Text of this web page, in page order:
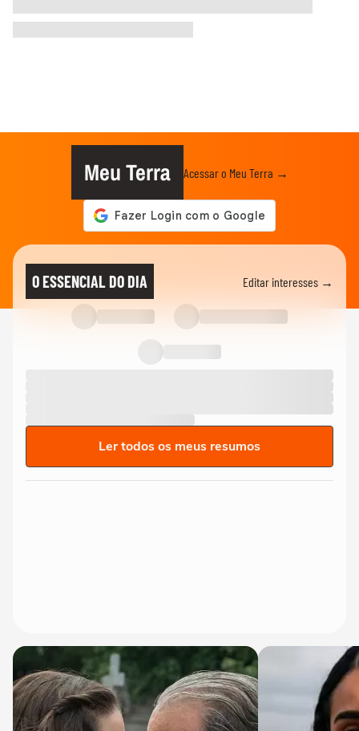
Meu Terra Acessar o Meu Terra →
O ESSENCIAL DO DIA Editar interesses →
Ler todos os meus resumos